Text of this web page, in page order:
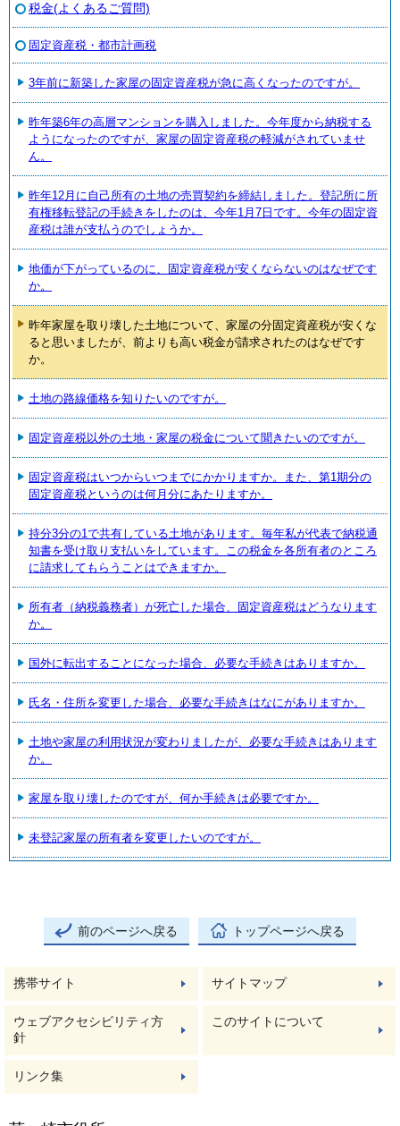
税金(よくあるご質問)
固定資産税・都市計画税
3年前に新築した家屋の固定資産税が急に高くなったのですが。
昨年築6年の高層マンションを購入しました。今年度から納税する
ようになったのですが、家屋の固定資産税の軽減がされていませ
ん。
昨年12月に自己所有の土地の売買契約を締結しました。登記所に所
有権移転登記の手続きをしたのは、今年1月7日です。今年の固定資
産税は誰が支払うのでしょうか。
地価が下がっているのに、固定資産税が安くならないのはなぜです
か。
昨年家屋を取り壊した土地について、家屋の分固定資産税が安くな
ると思いましたが、前よりも高い税金が請求されたのはなぜです
か。
土地の路線価格を知りたいのですが。
固定資産税以外の土地・家屋の税金について聞きたいのですが。
固定資産税はいつからいつまでにかかりますか。また、第1期分の
固定資産税というのは何月分にあたりますか。
持分3分の1で共有している土地があります。毎年私が代表で納税通
知書を受け取り支払いをしています。この税金を各所有者のところ
に請求してもらうことはできますか。
所有者（納税義務者）が死亡した場合、固定資産税はどうなります
か。
国外に転出することになった場合、必要な手続きはありますか。
氏名・住所を変更した場合、必要な手続きはなにがありますか。
土地や家屋の利用状況が変わりましたが、必要な手続きはあります
か。
家屋を取り壊したのですが、何か手続きは必要ですか。
未登記家屋の所有者を変更したいのですが。
前のページへ戻る トップページへ戻る
携帯サイト サイトマップ
ウェブアクセシビリティ方
針
このサイトについて
リンク集